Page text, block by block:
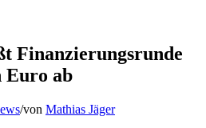
Finanzierungsrunde
Euro ab
/von Mathias Jäger